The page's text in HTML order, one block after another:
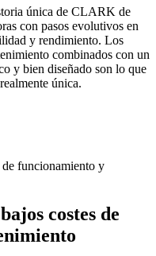
única de CLARK de
con pasos evolutivos en
y rendimiento. Los
combinados con un
y bien diseñado son lo que
única.
costes de